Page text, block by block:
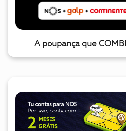
A poupança que